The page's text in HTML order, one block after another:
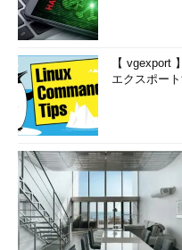
【 vgexport
エクスポー